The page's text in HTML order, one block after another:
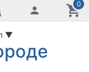
0
▼